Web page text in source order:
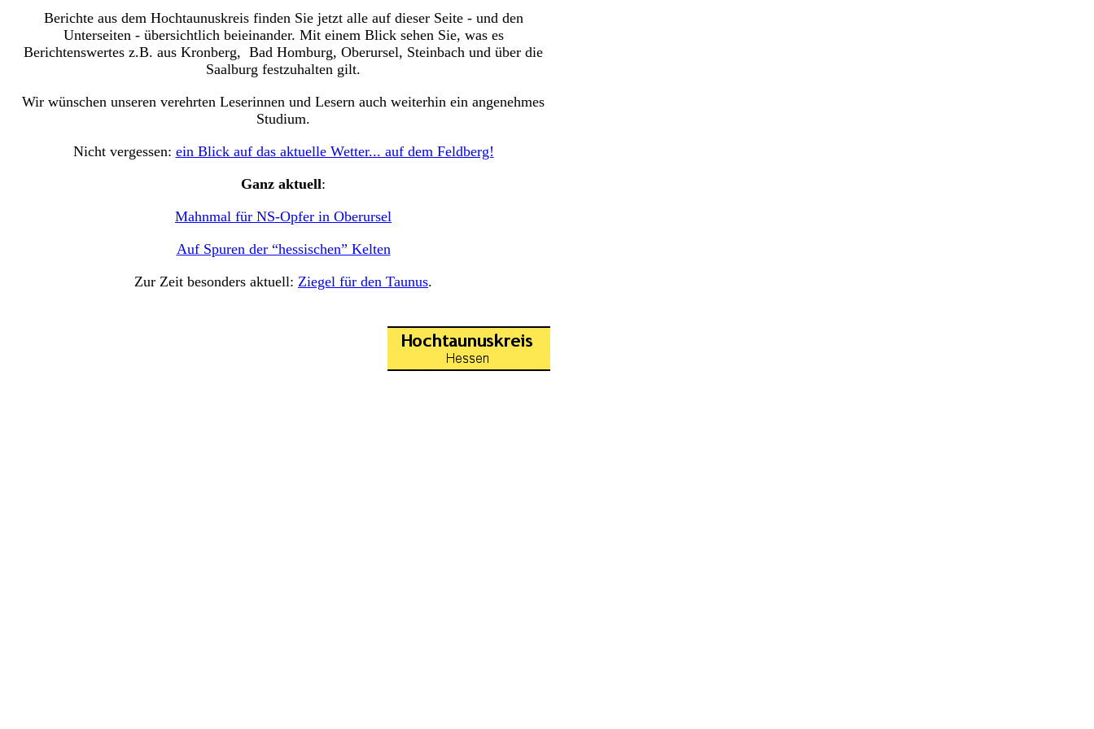
Berichte aus dem Hochtaunuskreis finden Sie jetzt alle auf dieser Seite - und den
Unterseiten - übersichtlich beieinander. Mit einem Blick sehen Sie, was es
Berichtenswertes z.B. aus Kronberg, Bad Homburg, Oberursel, Steinbach und über die
Saalburg festzuhalten gilt.
Wir wünschen unseren verehrten Leserinnen und Lesern auch weiterhin ein angenehmes
Studium.
Nicht vergessen: ein Blick auf das aktuelle Wetter... auf dem Feldberg!
Ganz aktuell:
Mahnmal für NS-Opfer in Oberursel
Auf Spuren der “hessischen” Kelten
Zur Zeit besonders aktuell: Ziegel für den Taunus.